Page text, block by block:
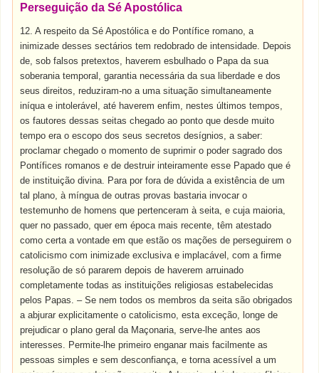
Perseguição da Sé Apostólica
12. A respeito da Sé Apostólica e do Pontífice romano, a
inimizade desses sectários tem redobrado de intensidade. Depois
de, sob falsos pretextos, haverem esbulhado o Papa da sua
soberania temporal, garantia necessária da sua liberdade e dos
seus direitos, reduziram-no a uma situação simultaneamente
iníqua e intolerável, até haverem enfim, nestes últimos tempos,
os fautores dessas seitas chegado ao ponto que desde muito
tempo era o escopo dos seus secretos desígnios, a saber:
proclamar chegado o momento de suprimir o poder sagrado dos
Pontífices romanos e de destruir inteiramente esse Papado que é
de instituição divina. Para por fora de dúvida a existência de um
tal plano, à míngua de outras provas bastaria invocar o
testemunho de homens que pertenceram à seita, e cuja maioria,
quer no passado, quer em época mais recente, têm atestado
como certa a vontade em que estão os mações de perseguirem o
catolicismo com inimizade exclusiva e implacável, com a firme
resolução de só pararem depois de haverem arruinado
completamente todas as instituições religiosas estabelecidas
pelos Papas. – Se nem todos os membros da seita são obrigados
a abjurar explicitamente o catolicismo, esta exceção, longe de
prejudicar o plano geral da Maçonaria, serve-lhe antes aos
interesses. Permite-lhe primeiro enganar mais facilmente as
pessoas simples e sem desconfiança, e torna acessível a um